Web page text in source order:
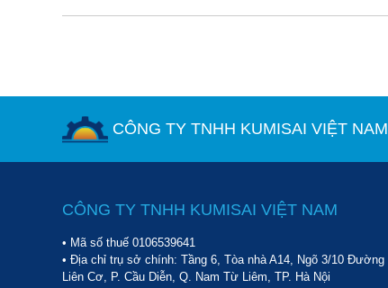
CÔNG TY TNHH KUMISAI VIỆT NAM
CÔNG TY TNHH KUMISAI VIỆT NAM
• Mã số thuế 0106539641
• Địa chỉ trụ sở chính: Tầng 6, Tòa nhà A14, Ngõ 3/10 Đường
Liên Cơ, P. Cầu Diễn, Q. Nam Từ Liêm, TP. Hà Nội